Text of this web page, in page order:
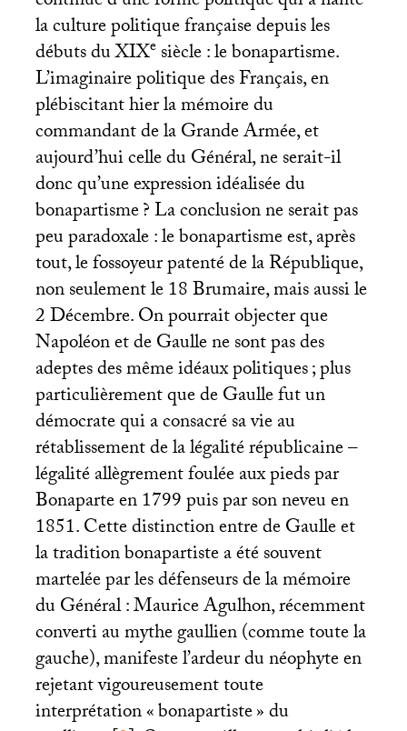
la culture politique française depuis les
débuts duXIXesiècle : le bonapartisme.
L’imaginaire politique des Français, en
plébiscitant hier la mémoire du
commandant de la Grande Armée, et
aujourd’hui celle du Général, ne serait-il
donc qu’une expression idéalisée du
bonapartisme? La conclusion ne serait pas
peu paradoxale : le bonapartisme est, après
tout, le fossoyeur patenté de la République,
non seulement le 18 Brumaire, mais aussi le
2 Décembre. On pourrait objecter que
Napoléon et de Gaulle ne sont pas des
adeptes des même idéaux politiques; plus
particulièrement que de Gaulle fut un
démocrate qui a consacré sa vie au
rétablissement de la légalité républicaine –
légalité allègrement foulée aux pieds par
Bonaparte en 1799 puis par son neveu en
1851. Cette distinction entre de Gaulle et
la tradition bonapartiste a été souvent
martelée par les défenseurs de la mémoire
du Général : Maurice Agulhon, récemment
converti au mythe gaullien (comme toute la
gauche), manifeste l’ardeur du néophyte en
rejetant vigoureusement toute
interprétation «bonapartiste» du